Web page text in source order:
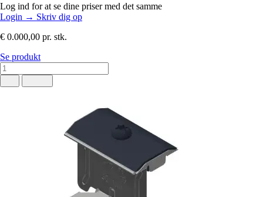
Log ind for at se dine priser med det samme
Login → Skriv dig op
€ 0.000,00 pr. stk.
Se produkt